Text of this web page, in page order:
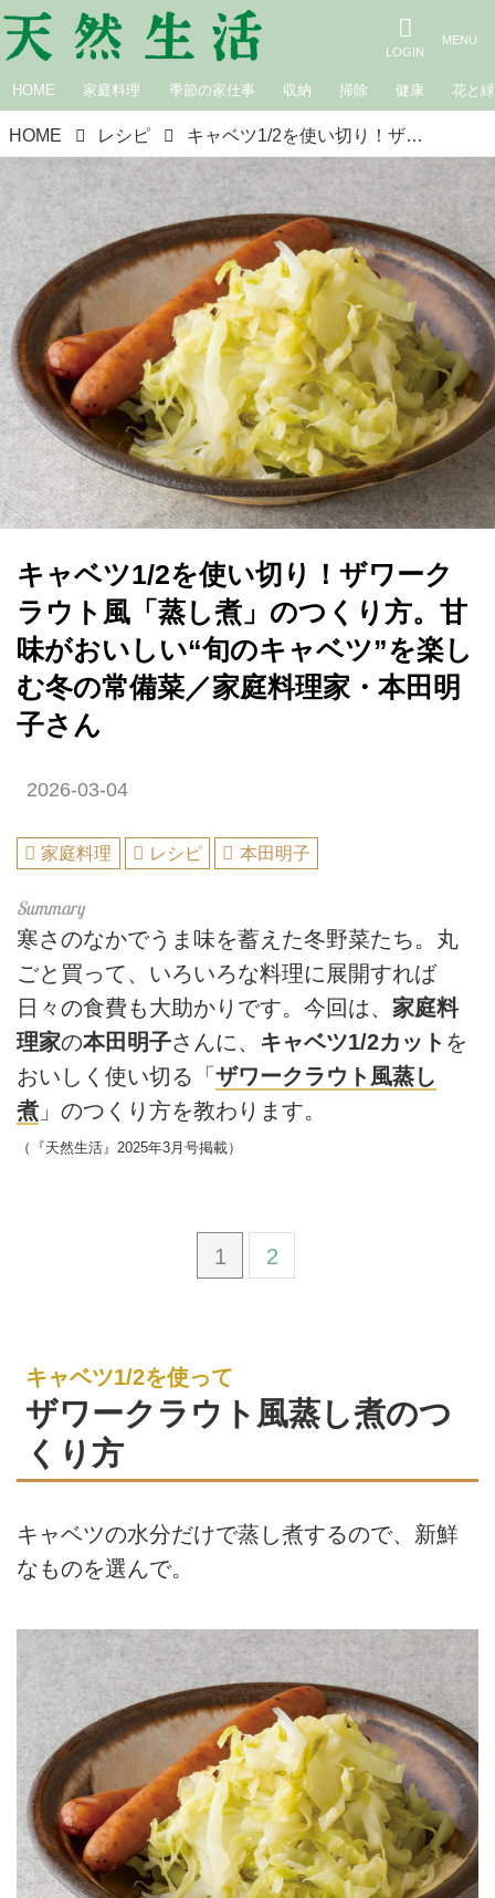
HOME 家庭料理 季節の家仕事 収納 掃除 健康 花と緑
HOME レシピ キャベツ1/2を使い切り！ザワークラウト風「蒸し煮」のつくり方。甘味がおいしい“旬のキャベツ”を楽しむ冬の常備菜／家庭料理家・本田明子さん
キャベツ1/2を使い切り！ザワーク
ラウト風「蒸し煮」のつくり方。甘
味がおいしい“旬のキャベツ”を楽し
む冬の常備菜／家庭料理家・本田明
子さん
2026-03-04
家庭料理 レシピ 本田明子
寒さのなかでうま味を蓄えた冬野菜たち。丸
ごと買って、いろいろな料理に展開すれば
日々の食費も大助かりです。今回は、 家庭料
理家の本田明子さんに、 キャベツ1/2カット を
おいしく使い切る「 ザワークラウト風蒸し
煮 」のつくり方を教わります。
（『天然生活』2025年3月号掲載）
1 2
キャベツ1/2を使って
ザワークラウト風蒸し煮のつ
くり方
キャベツの水分だけで蒸し煮するので、新鮮
なものを選んで。